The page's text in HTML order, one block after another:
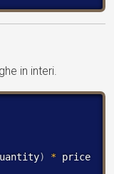
in interi.
) * price